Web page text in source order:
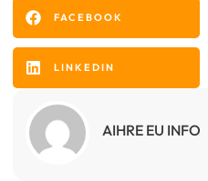
FACEBOOK
LINKEDIN
AIHRE EU INFO